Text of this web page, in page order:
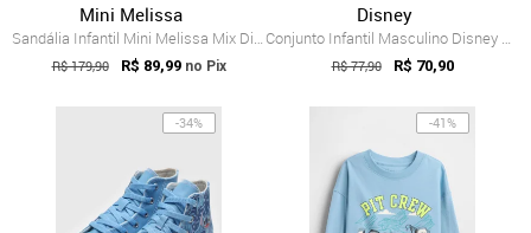
Mini Melissa
Sandália Infantil Mini Melissa Mix Disne...
R$ 179,90 R$ 89,99 no Pix
Disney
Conjunto Infantil Masculino Disney Buzz Lightyear
R$ 77,90 R$ 70,90
-34% -41%